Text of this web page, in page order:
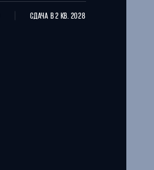
СДАЧА В 2 КВ. 2028